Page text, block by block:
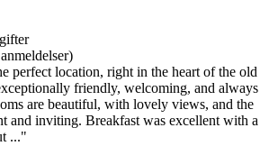
perfect location, right in the heart of the old
friendly, welcoming, and always
are beautiful, with lovely views, and the
and inviting. Breakfast was excellent with a
..."